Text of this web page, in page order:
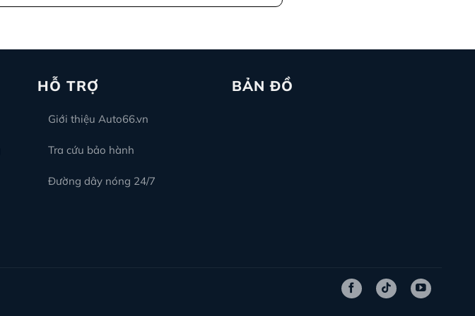
HỖ TRỢ
Giới thiệu Auto66.vn
Tra cứu bảo hành
Đường dây nóng 24/7
BẢN ĐỒ